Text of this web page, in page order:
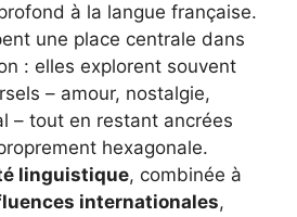
à la langue française.
une place centrale dans
: elles explorent souvent
– amour, nostalgie,
– tout en restant ancrées
hexagonale.
linguistique, combinée à
internationales,